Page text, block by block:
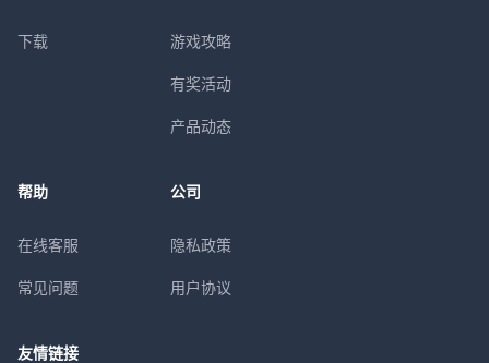
下载 游戏攻略
有奖活动
产品动态
帮助
在线客服
常见问题
公司
隐私政策
用户协议
友情链接